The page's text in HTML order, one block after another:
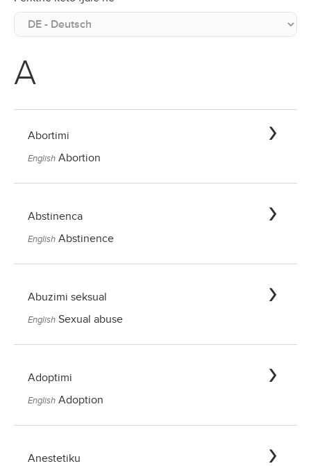
A
Abortimi
English Abortion
Abstinenca
English Abstinence
Abuzimi seksual
English Sexual abuse
Adoptimi
English Adoption
Anestetiku